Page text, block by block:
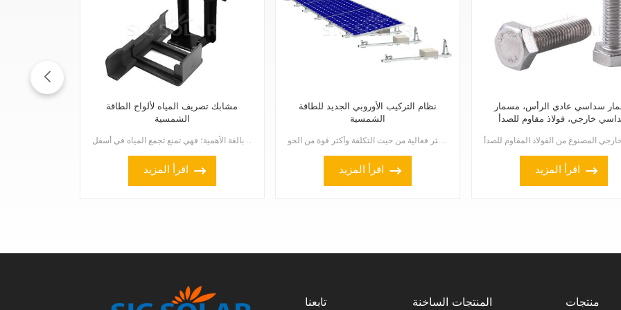
مشابك تصريف المياه لألواح الطاقة
الشمسية
مشابك تصريف المياه من الألواح الشمسية صغيرة الحجم لكنها بالغة الأهمية؛ فهي تمنع تجمع المياه في أسفل ...
اقرأ المزيد
نظام التركيب الأوروبي الجديد للطاقة
الشمسية
يقدم نظام التركيب الأوروبي الجديد للطاقة الشمسية بديلاً أكثر فعالية من حيث التكلفة وأكثر قوة من الحو...
اقرأ المزيد
سداسي عادي الرأس، مسمار
خارجي، فولاذ مقاوم للصدأ
اقرأ المزيد
تابعنا المنتجات الساخنة منتجات